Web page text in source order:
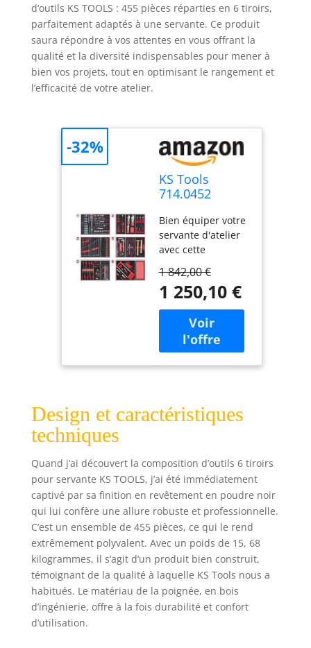
d’outils KS TOOLS : 455 pièces réparties en 6 tiroirs,
parfaitement adaptés à une servante. Ce produit
saura répondre à vos attentes en vous offrant la
qualité et la diversité indispensables pour mener à
bien vos projets, tout en optimisant le rangement et
l’efficacité de votre atelier.
KS Tools
714.0452
d'outils 6
tiroirs pour
servante
Bien équiper votre
servante d'atelier
avec cette
d'outils de KS
Tools, la marque
qui ne cesse de
vous offrir des
solutions
d'aménagement
d'ateliers efficaces
concevoir de
l'outillage de
besoins des
professionnels.
Nous sommes
devenus, en 18
ans, un acteur
incontournable du
marché de
l'outillage à main
professionnel et
cela grâce à vous !
Empreinte des
1 842,00 €
1 250,10 €
-32%
Design et caractéristiques
techniques
Quand j’ai découvert la composition d’outils 6 tiroirs
pour servante KS TOOLS, j’ai été immédiatement
captivé par sa finition en revêtement en poudre noir
qui lui confère une allure robuste et professionnelle.
C’est un ensemble de 455 pièces, ce qui le rend
extrêmement polyvalent. Avec un poids de 15, 68
kilogrammes, il s’agit d’un produit bien construit,
témoignant de la qualité à laquelle KS Tools nous a
habitués. Le matériau de la poignée, en bois
d’ingénierie, offre à la fois durabilité et confort
d’utilisation.